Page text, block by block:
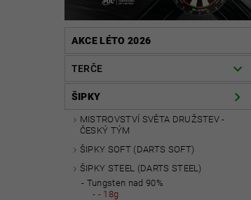
AKCE LÉTO 2026
TERČE
ŠIPKY
MISTROVSTVÍ SVĚTA DRUŽSTEV -
ČESKÝ TÝM
ŠIPKY SOFT (DARTS SOFT)
ŠIPKY STEEL (DARTS STEEL)
Tungsten nad 90%
- 18g